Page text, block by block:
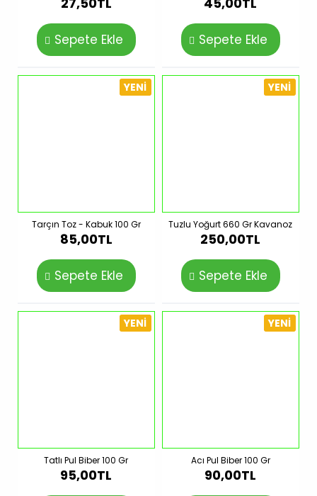
Sepete Ekle Sepete Ekle
YENI
Tarçın Toz - Kabuk 100 Gr
85,00TL
Sepete Ekle
YENI
Tuzlu Yoğurt 660 Gr Kavanoz
250,00TL
Sepete Ekle
YENI
Tatlı Pul Biber 100 Gr
95,00TL
YENI
Acı Pul Biber 100 Gr
90,00TL